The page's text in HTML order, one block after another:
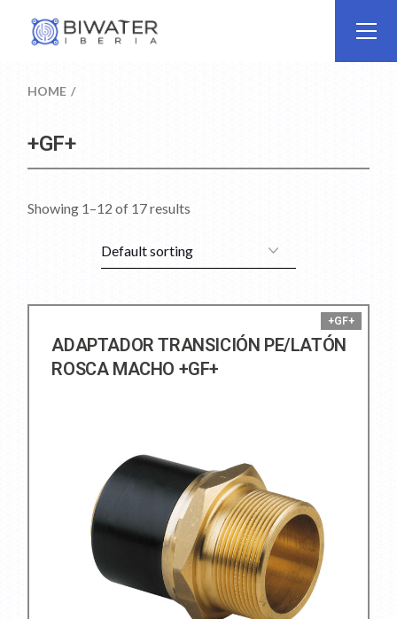
HOME
+GF+
Showing 1–12 of 17 results
ADAPTADOR TRANSICIÓN PE/LATÓN
ROSCA MACHO +GF+
+GF+